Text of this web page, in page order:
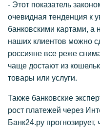
- Этот показатель
очевидная тенденция к
банковскими картами,
наших клиентов можно
россияне все реже
чаще достают из
товары или услуги.
Также банковские
рост платежей через
Банк24.ру